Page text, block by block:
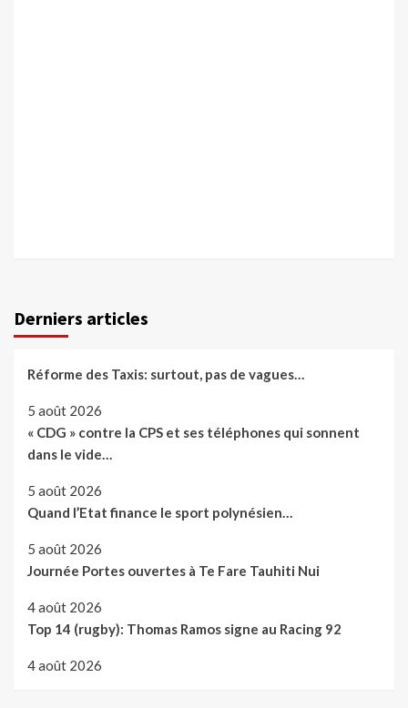
Derniers articles
Réforme des Taxis: surtout, pas de vagues…
5 août 2026
« CDG » contre la CPS et ses téléphones qui sonnent
dans le vide…
5 août 2026
Quand l’Etat finance le sport polynésien…
5 août 2026
Journée Portes ouvertes à Te Fare Tauhiti Nui
4 août 2026
Top 14 (rugby): Thomas Ramos signe au Racing 92
4 août 2026